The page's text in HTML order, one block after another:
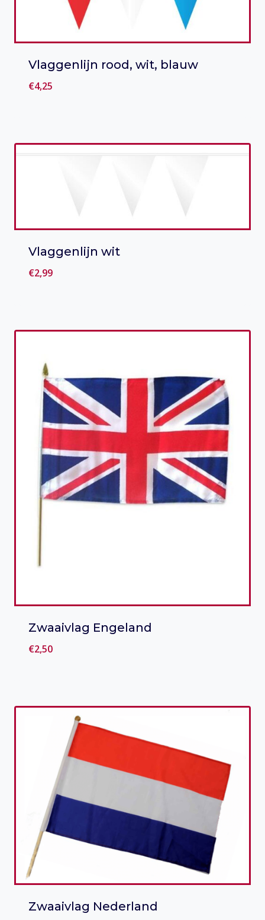
Vlaggenlijn rood, wit, blauw
€4,25
Vlaggenlijn wit
€2,99
Zwaaivlag Engeland
€2,50
Zwaaivlag Nederland